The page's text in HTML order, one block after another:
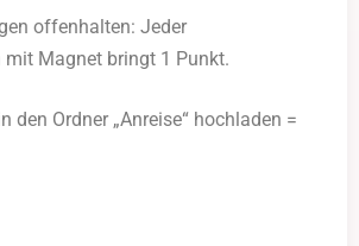
offenhalten: Jeder
mit Magnet bringt 1 Punkt.
den Ordner „Anreise“ hochladen =